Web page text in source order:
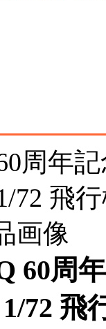
60周
72 飛